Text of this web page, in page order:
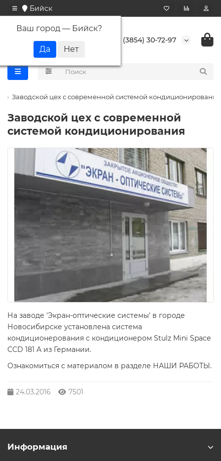
Бийск
Ваш город — Бийск?
+7 (3854) 30-72-97
Заводской цех с современной системой кондиционирования
Заводской цех с современной
системой кондиционирования
На заводе 'Экран-оптические системы' в городе
Новосибирске установлена система
кондиционерования с кондиционером Stulz Mini Space
CCD 181 A из Германии.
Ознакомиться с материалом в разделе НАШИ РАБОТЫ.
24.03.2016 7501
Информация